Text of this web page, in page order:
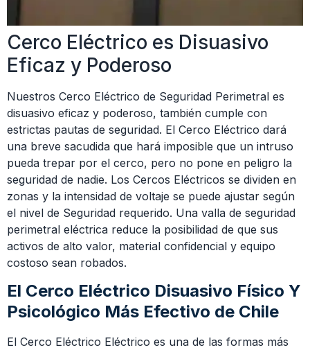
Cerco Eléctrico es Disuasivo
Eficaz y Poderoso
Nuestros Cerco Eléctrico de Seguridad Perimetral es
disuasivo eficaz y poderoso, también cumple con
estrictas pautas de seguridad. El Cerco Eléctrico dará
una breve sacudida que hará imposible que un intruso
pueda trepar por el cerco, pero no pone en peligro la
seguridad de nadie. Los Cercos Eléctricos se dividen en
zonas y la intensidad de voltaje se puede ajustar según
el nivel de Seguridad requerido. Una valla de seguridad
perimetral eléctrica reduce la posibilidad de que sus
activos de alto valor, material confidencial y equipo
costoso sean robados.
El Cerco Eléctrico Disuasivo Físico Y
Psicológico Más Efectivo de Chile
El Cerco Eléctrico Eléctrico es una de las formas más